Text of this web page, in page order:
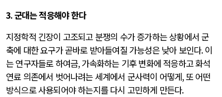
3.군대는 적응해야 한다
지정학적 긴장이 고조되고 분쟁의 수가 증가하는 상황에서 군
축에 대한 요구가 곧바로 받아들여질 가능성은 낮아 보인다.이
는 연구자들로 하여금,가속화하는 기후 변화에 적응하고 화석
연료 의존에서 벗어나려는 세계에서 군사력이 어떻게,또 어떤
방식으로 사용되어야 하는지를 다시 고민하게 만든다.